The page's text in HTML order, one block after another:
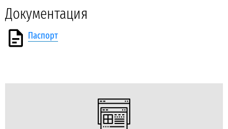
Документация
Паспорт